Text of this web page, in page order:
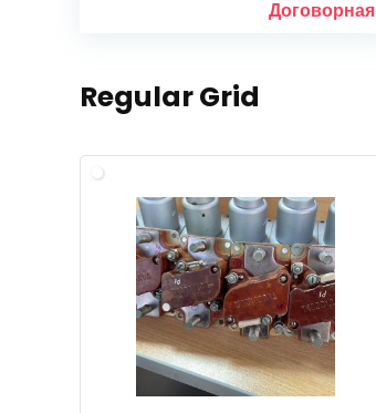
Договорная
Regular Grid